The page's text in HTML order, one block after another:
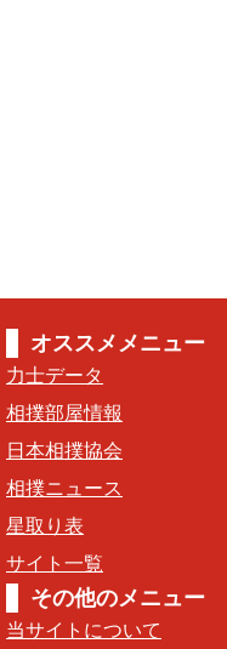
オススメメニュー
力士データ
相撲部屋情報
日本相撲協会
相撲ニュース
星取り表
サイト一覧
その他のメニュー
当サイトについて